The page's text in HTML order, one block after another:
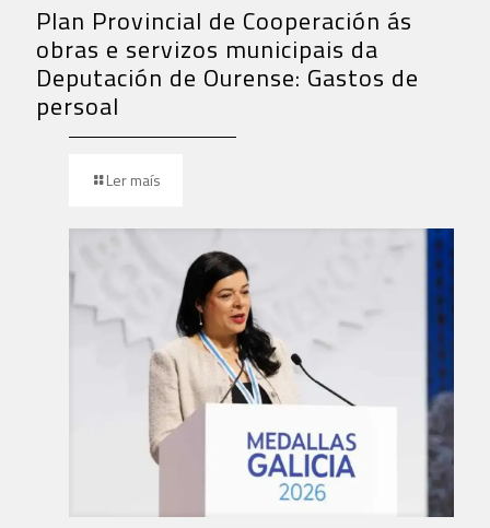
Plan Provincial de Cooperación ás
obras e servizos municipais da
Deputación de Ourense: Gastos de
persoal
Ler maís